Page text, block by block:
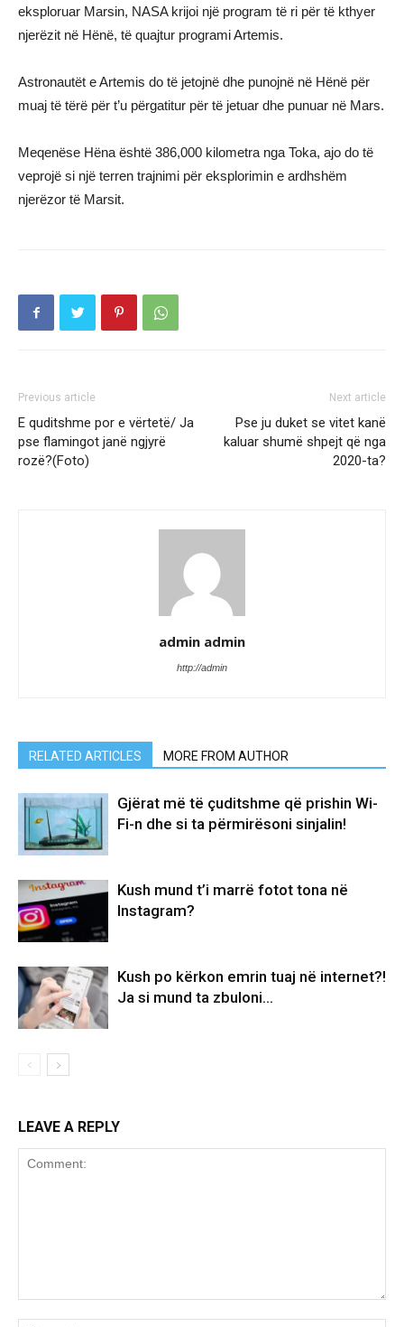
eksploruar Marsin, NASA krijoi një program të ri për të kthyer
njerëzit në Hënë, të quajtur programi Artemis.
Astronautët e Artemis do të jetojnë dhe punojnë në Hënë për
muaj të tërë për t’u përgatitur për të jetuar dhe punuar në Mars.
Meqenëse Hëna është 386,000 kilometra nga Toka, ajo do të
veprojë si një terren trajnimi për eksplorimin e ardhshëm
njerëzor të Marsit.
Previous article
E quditshme por e vërtetë/ Ja
pse flamingot janë ngjyrë
rozë?(Foto)
Next article
Pse ju duket se vitet kanë
kaluar shumë shpejt që nga
2020-ta?
admin admin
http://admin
RELATED ARTICLES MORE FROM AUTHOR
Gjërat më të çuditshme që prishin Wi-
Fi-n dhe si ta përmirësoni sinjalin!
Kush mund t’i marrë fotot tona në
Instagram?
Kush po kërkon emrin tuaj në internet?!
Ja si mund ta zbuloni…
LEAVE A REPLY